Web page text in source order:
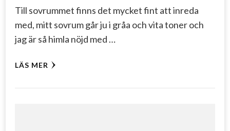
Till sovrummet finns det mycket fint att inreda
med, mitt sovrum går ju i gråa och vita toner och
jag är så himla nöjd med …
LÄS MER